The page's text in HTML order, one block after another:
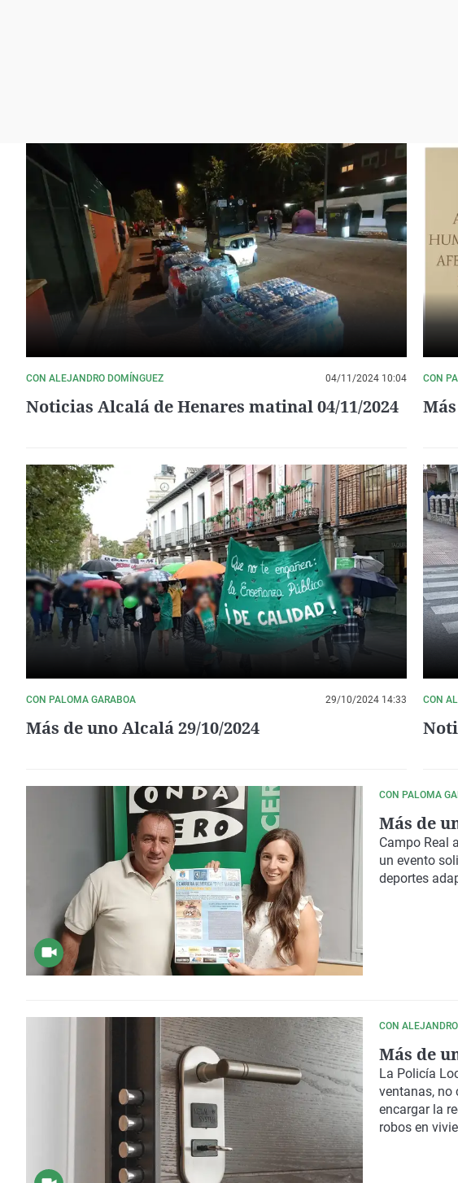
CON ALEJANDRO DOMÍNGUEZ 04/11/2024 10:04
Noticias Alcalá de Henares matinal 04/11/2024
CON
CON PALOMA GARABOA 29/10/2024 14:33
Más de uno Alcalá 29/10/2024
CON
CON PALOMA
Más de
Campo Real
un evento
deportes
CON
Más de
La Policía
ventanas, no
encargar la
robos en